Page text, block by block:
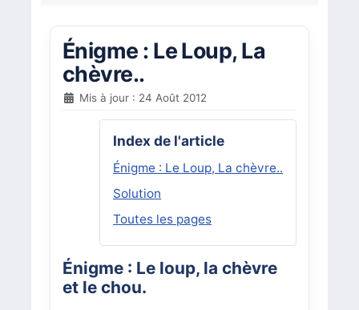
Énigme : Le Loup, La
chèvre..
Mis à jour : 24 Août 2012
Index de l'article
Énigme : Le Loup, La chèvre..
Solution
Toutes les pages
Énigme : Le loup, la chèvre
et le chou.